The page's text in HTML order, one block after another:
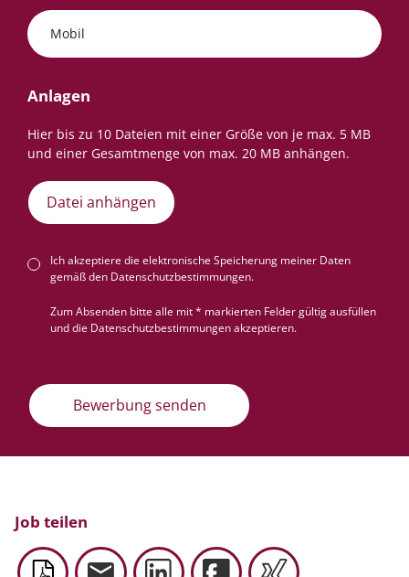
Mobil
Anlagen
Datei anhängen
Ich akzeptiere die elektronische Speicherung meiner Daten
gemäß den Datenschutzbestimmungen.
Zum Absenden bitte alle mit * markierten Felder gültig ausfüllen
und die Datenschutzbestimmungen akzeptieren.
Bewerbung senden
Job teilen